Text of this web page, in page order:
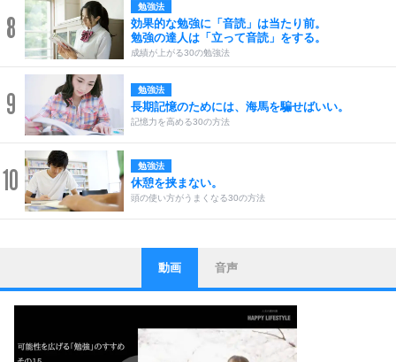
8
勉強法
効果的な勉強に「音読」は当たり前。
勉強の達人は「立って音読」をする。
成績が上がる30の勉強法
9 勉強法
長期記憶のためには、海馬を騙せばいい。
記憶力を高める30の方法
10 勉強法
休憩を挟まない。
頭の使い方がうまくなる30の方法
1
ストレス対策
他人と比べない。
いっそのこと、他人を見ない。
いらいらしない人になる30の方法
動画 音声